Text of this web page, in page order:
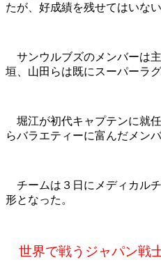
たが、好成績を残せてはいな
サンウルブズのメンバーは
垣、山田らは既にスーパーラ
堀江が初代キャプテンに就
らバラエティーに富んだメン
チームは３日にメディカル
形となった。
世界で戦うジャパン戦